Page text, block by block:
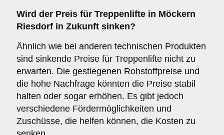
Wird der Preis für Treppenlifte in Möckern
Riesdorf in Zukunft sinken?
Ähnlich wie bei anderen technischen Produkten
sind sinkende Preise für Treppenlifte nicht zu
erwarten. Die gestiegenen Rohstoffpreise und
die hohe Nachfrage könnten die Preise stabil
halten oder sogar erhöhen. Es gibt jedoch
verschiedene Fördermöglichkeiten und
Zuschüsse, die helfen können, die Kosten zu